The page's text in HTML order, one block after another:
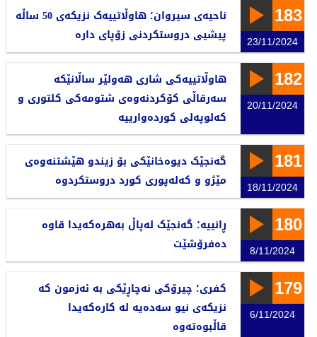
183
23/11/2024
ناحیەی سیروان؛ هاوڵاتییەک نزیکەی 50 ساڵە
پیشيی دروستکردنی زۆپای دارە
182
20/11/2024
هاوڵاتییەکی شاری هەولێر ساڵانێکە
سەرقاڵی کۆکردنەوەی شتومەکی کلتوری و
کەلوپەلی کوردەوارییە
181
18/11/2024
گەنجێک دیوەخانێکی بۆ زیندو هێشتنەوەی
مێژو و کەلەپوری کورد دروستکردوە
180
8/11/2024
ڕانییە؛ گەنجێک لەپاڵ بەهرەکەیدا قاوە
دەفرۆشێت
179
6/11/2024
کفری؛ چیرۆکی نەچاڕێکی بە ئەزمون کە
نزیکەی نیو سەدەیە لە کارەکەیدا
قاڵبوەتەوە